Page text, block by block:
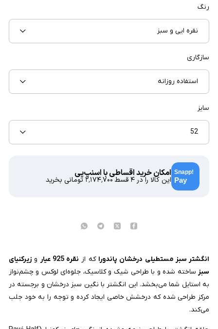
رنگ
نقره ایی و سبز
سازگاری
استفاده روزانه
سایز
52
امکان خرید اقساطی با اسنپ‌پی
این کالا را در ۴ قسط ۲٬۱۷۴٬۷۰۰تومانی بخرید
انگشتر سبز مستطیلی درخشان پاندورا که از نقره 925 عیار وزیرکنیای
سبز ساخته شده و با طراحی شیک و کلاسیک، جلوه‌ای لوکس و چشم‌نواز
به استایل شما می‌بخشد. این انگشتر با نگین سبز درخشان و برجسته در
مرکز طراحی شده که درخشش خاصی ایجاد کرده و توجه را به خود جلب
می‌کند.